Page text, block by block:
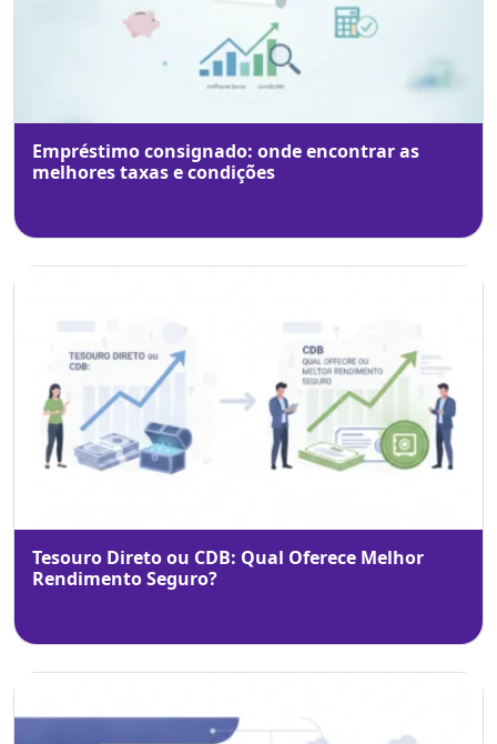
Empréstimo consignado: onde encontrar as
melhores taxas e condições
Tesouro Direto ou CDB: Qual Oferece Melhor
Rendimento Seguro?